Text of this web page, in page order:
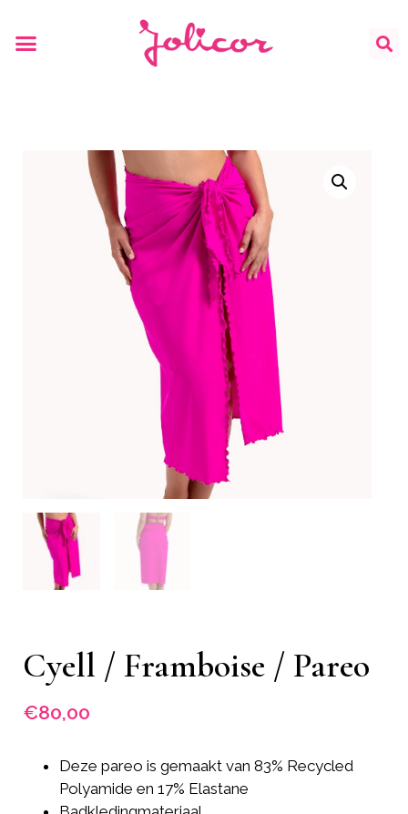
Cyell / Framboise / Pareo
€80,00
Deze pareo is gemaakt van 83% Recycled
Polyamide en 17% Elastane